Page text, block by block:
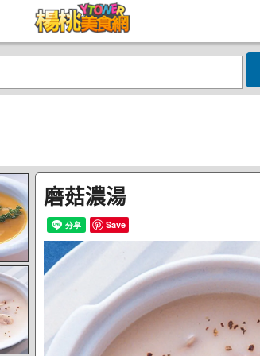
磨菇濃湯
Save